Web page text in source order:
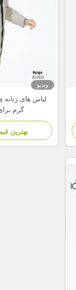
ویدیو
لباس های
گرم
بهترین